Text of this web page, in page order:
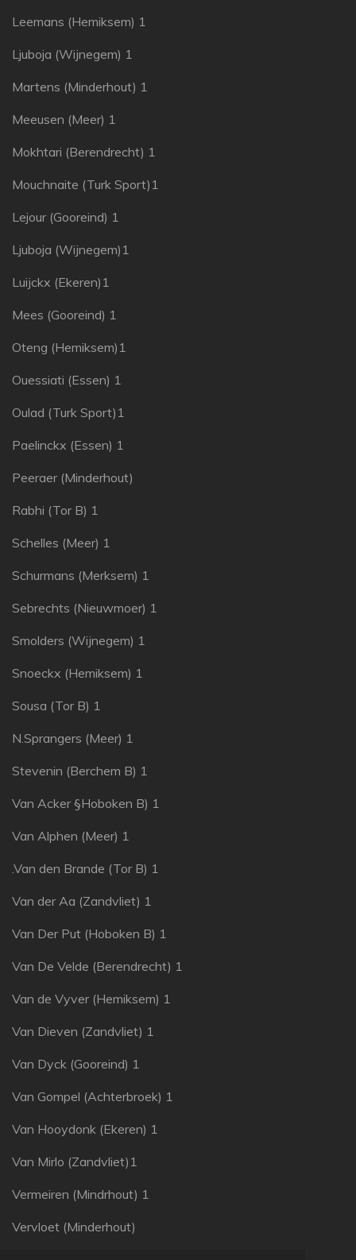
Leemans (Hemiksem) 1
Ljuboja (Wijnegem) 1
Martens (Minderhout) 1
Meeusen (Meer) 1
Mokhtari (Berendrecht) 1
Mouchnaite (Turk Sport)1
Lejour (Gooreind) 1
Ljuboja (Wijnegem)1
Luijckx (Ekeren)1
Mees (Gooreind) 1
Oteng (Hemiksem)1
Ouessiati (Essen) 1
Oulad (Turk Sport)1
Paelinckx (Essen) 1
Peeraer (Minderhout)
Rabhi (Tor B) 1
Schelles (Meer) 1
Schurmans (Merksem) 1
Sebrechts (Nieuwmoer) 1
Smolders (Wijnegem) 1
Snoeckx (Hemiksem) 1
Sousa (Tor B) 1
N.Sprangers (Meer) 1
Stevenin (Berchem B) 1
Van Acker §Hoboken B) 1
Van Alphen (Meer) 1
.Van den Brande (Tor B) 1
Van der Aa (Zandvliet) 1
Van Der Put (Hoboken B) 1
Van De Velde (Berendrecht) 1
Van de Vyver (Hemiksem) 1
Van Dieven (Zandvliet) 1
Van Dyck (Gooreind) 1
Van Gompel (Achterbroek) 1
Van Hooydonk (Ekeren) 1
Van Mirlo (Zandvliet)1
Vermeiren (Mindrhout) 1
Vervloet (Minderhout)